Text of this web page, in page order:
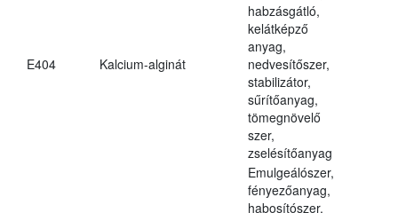
E404 Kalcium-alginát
habzásgátló,
kelátképző
anyag,
nedvesítőszer,
stabilizátor,
sűrítőanyag,
tömegnövelő
szer,
zselésítőanyag
Emulgeálószer,
fényezőanyag,
habosítószer,